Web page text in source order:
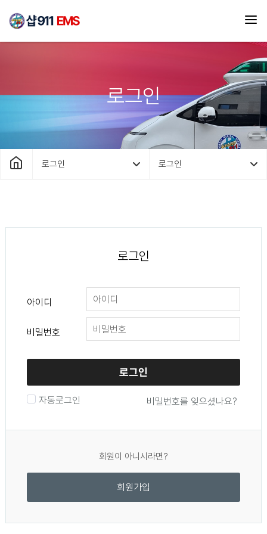
로그인
로그인 로그인
회원이 아니시라면?
회원가입
로그인
아이디
비밀번호
로그인
자동로그인 비밀번호를 잊으셨나요?